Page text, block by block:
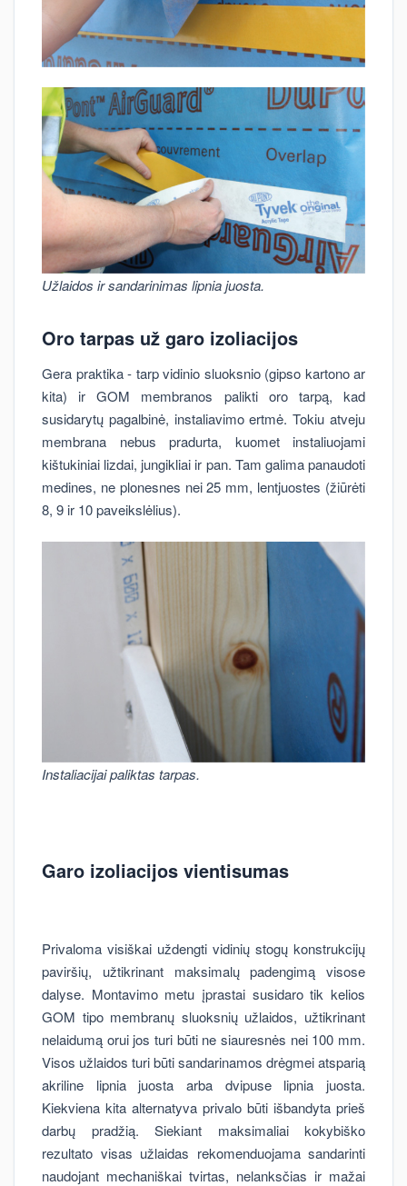
Užlaidos ir sandarinimas lipnia juosta.
Oro tarpas už garo izoliacijos
Gera praktika - tarp vidinio sluoksnio (gipso kartono ar
kita) ir GOM membranos palikti oro tarpą, kad
susidarytų pagalbinė, instaliavimo ertmė. Tokiu atveju
membrana nebus pradurta, kuomet instaliuojami
kištukiniai lizdai, jungikliai ir pan. Tam galima panaudoti
medines, ne plonesnes nei 25 mm, lentjuostes (žiūrėti
8, 9 ir 10 paveikslėlius).
Instaliacijai paliktas tarpas.
Garo izoliacijos vientisumas
Privaloma visiškai uždengti vidinių stogų konstrukcijų
paviršių, užtikrinant maksimalų padengimą visose
dalyse. Montavimo metu įprastai susidaro tik kelios
GOM tipo membranų sluoksnių užlaidos, užtikrinant
nelaidumą orui jos turi būti ne siauresnės nei 100 mm.
Visos užlaidos turi būti sandarinamos drėgmei atsparią
akriline lipnia juosta arba dvipuse lipnia juosta.
Kiekviena kita alternatyva privalo būti išbandyta prieš
darbų pradžią. Siekiant maksimaliai kokybiško
rezultato visas užlaidas rekomenduojama sandarinti
naudojant mechaniškai tvirtas, nelanksčias ir mažai